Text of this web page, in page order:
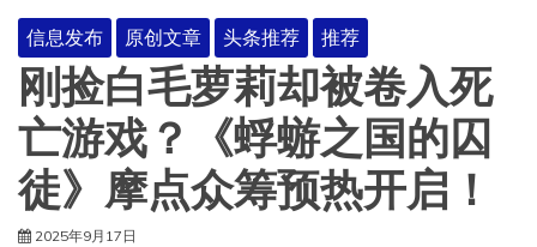
信息发布 原创文章 头条推荐 推荐
刚捡白毛萝莉却被卷入死
亡游戏？《蜉蝣之国的囚
徒》摩点众筹预热开启！
2025年9月17日